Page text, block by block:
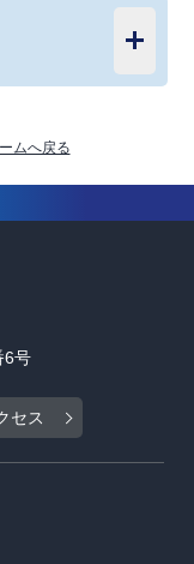
ムへ戻る
6号
セス